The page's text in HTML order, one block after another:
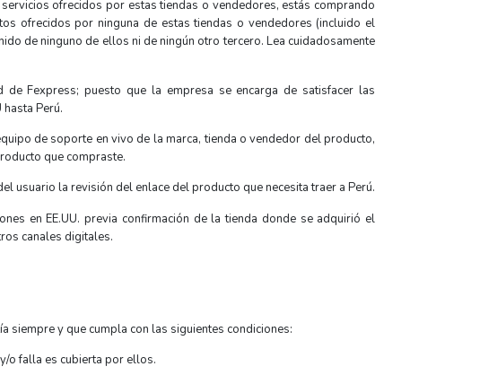
ofrecidos por estas tiendas o vendedores, estás comprando
ofrecidos por ninguna de estas tiendas o vendedores (incluido el
de ninguno de ellos ni de ningún otro tercero. Lea cuidadosamente
Fexpress; puesto que la empresa se encarga de satisfacer las
Perú.
de soporte en vivo de la marca, tienda o vendedor del producto,
que compraste.
usuario la revisión del enlace del producto que necesita traer a Perú.
en EE.UU. previa confirmación de la tienda donde se adquirió el
canales digitales.
y que cumpla con las siguientes condiciones:
o falla es cubierta por ellos.